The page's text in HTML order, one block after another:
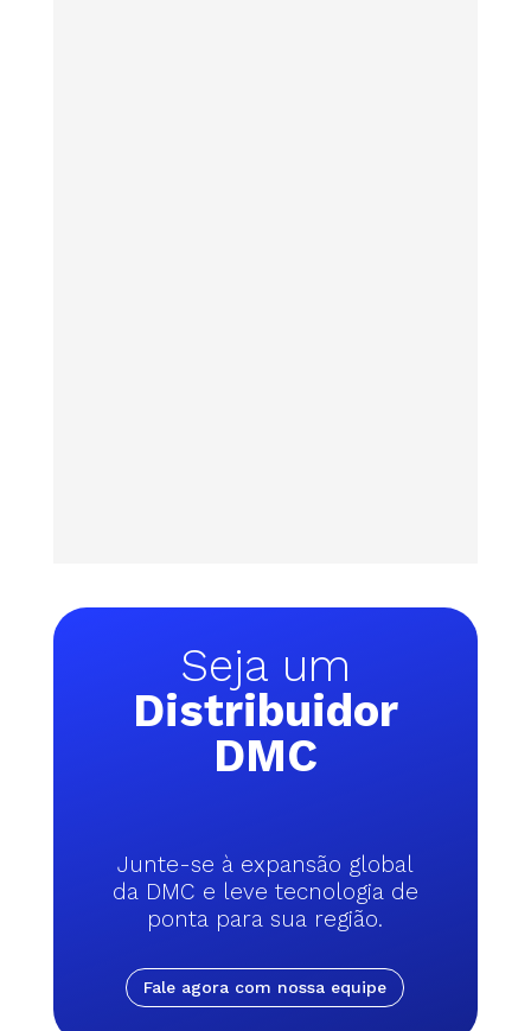
Seja um
Distribuidor
DMC
Junte-se à expansão global
da DMC e leve tecnologia de
ponta para sua região.
Fale agora com nossa equipe